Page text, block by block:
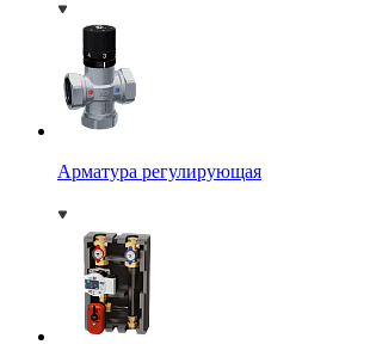
Арматура регулирующая